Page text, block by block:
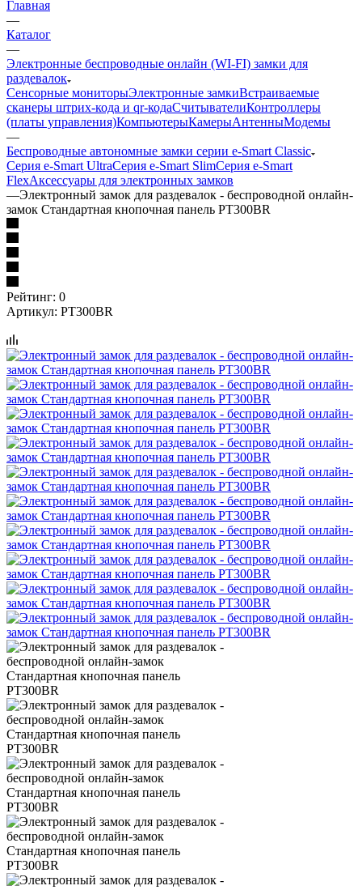
Главная
—
Каталог
—
Электронные беспроводные онлайн (WI-FI) замки для
раздевалок
Сенсорные мониторыЭлектронные замкиВстраиваемые
сканеры штрих-кода и qr-кодаСчитывателиКонтроллеры
(платы управления)КомпьютерыКамерыАнтенныМодемы
—
Беспроводные автономные замки серии e-Smart Classic
Серия e-Smart UltraСерия e-Smart SlimСерия e-Smart
FlexАксессуары для электронных замков
—Электронный замок для раздевалок - беспроводной онлайн-
замок Стандартная кнопочная панель PT300BR
Рейтинг: 0
Артикул: PT300BR